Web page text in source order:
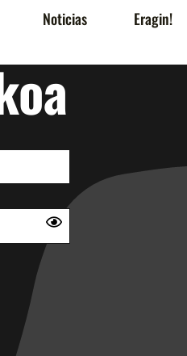
Noticias Eragin!